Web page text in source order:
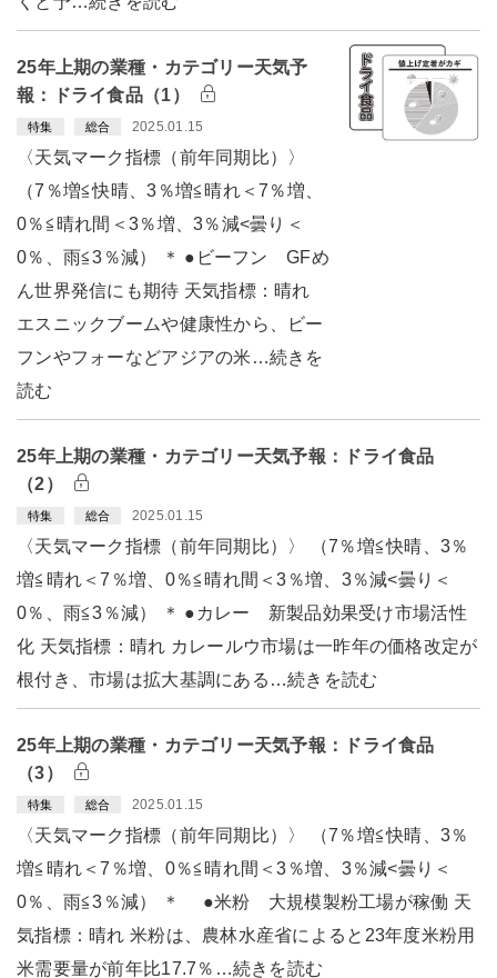
25年上期の業種・カテゴリー天気予
報：ドライ食品（1）
特集 総合 2025.01.15
〈天気マーク指標（前年同期比）〉
（7％増≦快晴、3％増≦晴れ＜7％増、
0％≦晴れ間＜3％増、3％減<曇り＜
0％、雨≦3％減） ＊ ●ビーフン GFめ
ん世界発信にも期待 天気指標：晴れ
エスニックブームや健康性から、ビー
フンやフォーなどアジアの米…続きを
読む
25年上期の業種・カテゴリー天気予報：ドライ食品
（2）
特集 総合 2025.01.15
〈天気マーク指標（前年同期比）〉 （7％増≦快晴、3％
増≦晴れ＜7％増、0％≦晴れ間＜3％増、3％減<曇り＜
0％、雨≦3％減） ＊ ●カレー 新製品効果受け市場活性
化 天気指標：晴れ カレールウ市場は一昨年の価格改定が
根付き、市場は拡大基調にある…続きを読む
25年上期の業種・カテゴリー天気予報：ドライ食品
（3）
特集 総合 2025.01.15
〈天気マーク指標（前年同期比）〉 （7％増≦快晴、3％
増≦晴れ＜7％増、0％≦晴れ間＜3％増、3％減<曇り＜
0％、雨≦3％減） ＊ ●米粉 大規模製粉工場が稼働 天
気指標：晴れ 米粉は、農林水産省によると23年度米粉用
米需要量が前年比17.7％…続きを読む